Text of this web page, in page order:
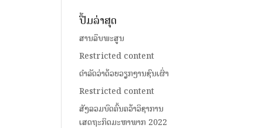
ປື້ມລ່າສຸດ
ສານລຶບພະສູນ
Restricted content
ດໍາລັດວ່າດ້ວຍວຽກງານຊົນເຜົ່າ
Restricted content
ສັງລວມບົດຄົ້ນຄວ້າວິຊາການ
ເສດຖະກິດມະຫາພາກ 2022